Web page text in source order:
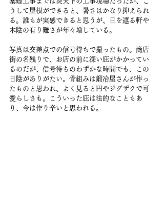
うして屋根ができると、暑さはかなり抑えられ
る。誰もが実感できると思うが、日を遮る軒や
木陰の有り難さが年々増している。
写真は交差点での信号待ちで撮ったもの。商店
街の名残りで、お店の前に深い庇がかかってい
るのだが、信号待ちのわずかな時間でも、この
日陰がありがたい。骨組みは鍛冶屋さんが作っ
たものと思われ、よく見ると円やジグザクで可
愛らしさも。こういった庇は法的なこともあ
り、今は作り辛いと思われる。